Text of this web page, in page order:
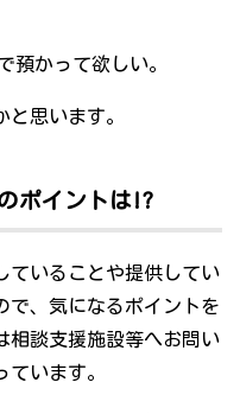
預かって欲しい。
思います。
ポイントは!?
ていることや提供してい
で、気になるポイントを
相談支援施設等へお問い
います。